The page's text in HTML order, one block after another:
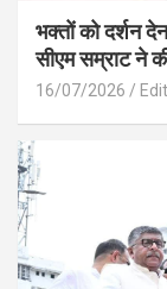
भक्तों को दर्शन
सीएम सम्राट ने
16/07/2026